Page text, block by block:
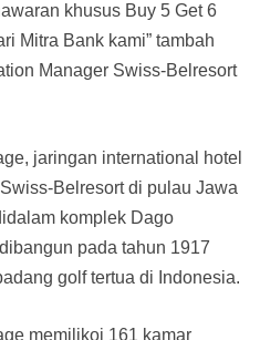
khusus Buy 5 Get 6
Mitra Bank kami” tambah
Manager Swiss-Belresort
jaringan international hotel
Belresort di pulau Jawa
komplek Dago
pada tahun 1917
golf tertua di Indonesia.
memilikoi 161 kamar